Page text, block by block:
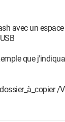
avec un
que
/